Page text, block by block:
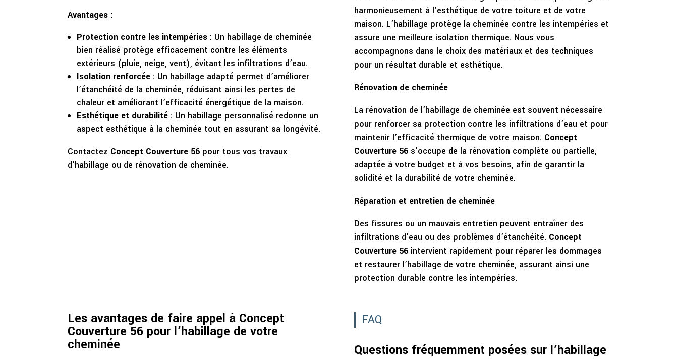
Avantages :
Protection contre les intempéries : Un habillage de cheminée
bien réalisé protège efficacement contre les éléments
extérieurs (pluie, neige, vent), évitant les infiltrations d’eau.
Isolation renforcée : Un habillage adapté permet d’améliorer
l’étanchéité de la cheminée, réduisant ainsi les pertes de
chaleur et améliorant l’efficacité énergétique de la maison.
Esthétique et durabilité : Un habillage personnalisé redonne un
aspect esthétique à la cheminée tout en assurant sa longévité.
Contactez Concept Couverture 56 pour tous vos travaux
d’habillage ou de rénovation de cheminée.
harmonieusement à l’esthétique de votre toiture et de votre
maison. L’habillage protège la cheminée contre les intempéries et
assure une meilleure isolation thermique. Nous vous
accompagnons dans le choix des matériaux et des techniques
pour un résultat durable et esthétique.
Rénovation de cheminée
La rénovation de l’habillage de cheminée est souvent nécessaire
pour renforcer sa protection contre les infiltrations d’eau et pour
maintenir l’efficacité thermique de votre maison. Concept
Couverture 56s’occupe de la rénovation complète ou partielle,
adaptée à votre budget et à vos besoins, afin de garantir la
solidité et la durabilité de votre cheminée.
Réparation et entretien de cheminée
Des fissures ou un mauvais entretien peuvent entraîner des
infiltrations d’eau ou des problèmes d’étanchéité. Concept
Couverture 56intervient rapidement pour réparer les dommages
et restaurer l’habillage de votre cheminée, assurant ainsi une
protection durable contre les intempéries.
Les avantages de faire appel à Concept
Couverture 56 pour l’habillage de votre
cheminée
FAQ
Questions fréquemment posées sur l’habillage